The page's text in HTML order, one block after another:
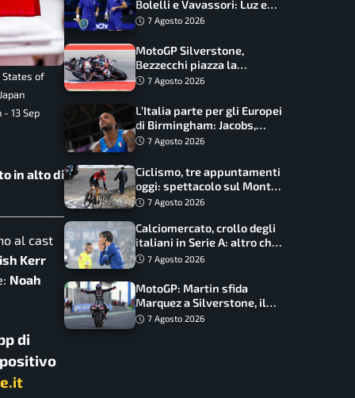
States of
13 Sep
in alto di
al cast
Kerr
Noah
di
Bolelli e Vavassori: Luz e
Matos fermano gli azzurri
7 Agosto 2026
MotoGP Silverstone,
Bezzecchi piazza la
zampata: Aprilia domina,
7 Agosto 2026
L’Italia parte per gli Europei
di Birmingham: Jacobs,
Tamberi e Battocletti
record
7 Agosto 2026
Ciclismo, tre appuntamenti
oggi: spettacolo sul Mont
Ventoux, orari e come
7 Agosto 2026
Calciomercato, crollo degli
italiani in Serie A: altro che
svolta dopo il Mondiale
7 Agosto 2026
MotoGP: Martin sfida
Marquez a Silverstone, il
programma e gli orari
7 Agosto 2026